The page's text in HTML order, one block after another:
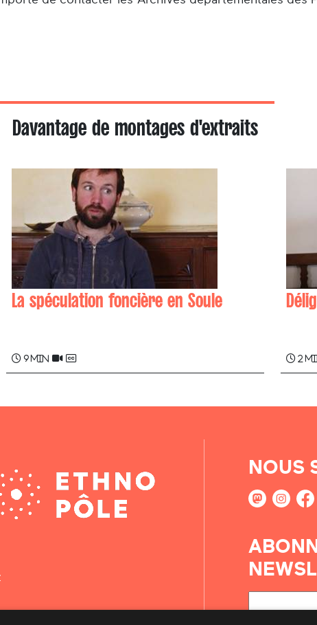
Davantage de montages d'extraits
La spéculation foncière en Soule
9 min 2
NOUS